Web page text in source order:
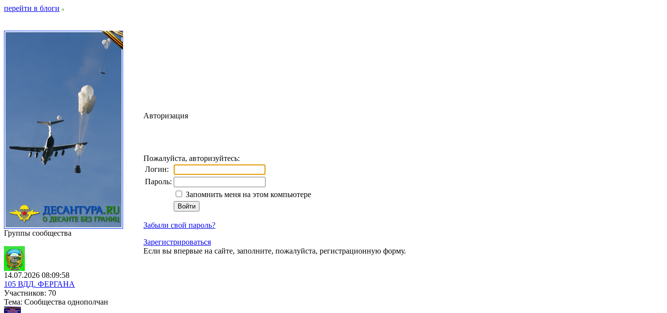
перейти в блоги
Группы сообщества
14.07.2026 08:09:58
105 ВДД. ФЕРГАНА
Участников: 70
Тема: Сообщества однополчан
Авторизация
Пожалуйста, авторизуйтесь:
Логин:
Пароль:
Запомнить меня на этом компьютере
Забыли свой пароль?
Зарегистрироваться
Если вы впервые на сайте, заполните, пожалуйста, регистрационную форму.